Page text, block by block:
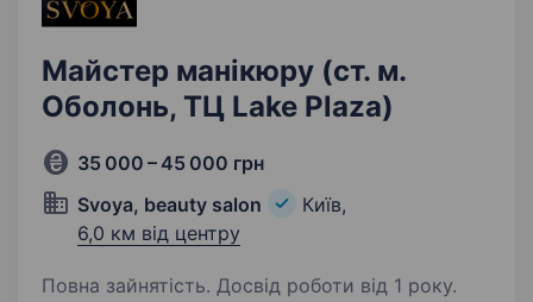
Майстер манікюру (ст. м.
Оболонь, ТЦ Lake Plaza)
35 000 – 45 000 грн
Svoya, beauty salon
Київ,
6,0 км від центру
Повна зайнятість. Досвід роботи від 1 року.